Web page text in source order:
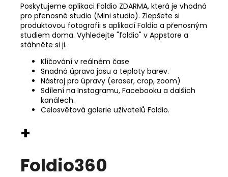
Poskytujeme aplikaci Foldio ZDARMA, která je vhodná
pro přenosné studio (Mini studio). Zlepšete si
produktovou fotografii s aplikací Foldio a přenosným
studiem doma. Vyhledejte "foldio" v Appstore a
stáhněte si ji.
Klíčování v reálném čase
Snadná úprava jasu a teploty barev.
Nástroj pro úpravy (eraser, crop, zoom)
Sdílení na Instagramu, Facebooku a dalších
kanálech.
Celosvětová galerie uživatelů Foldio.
+
Foldio360